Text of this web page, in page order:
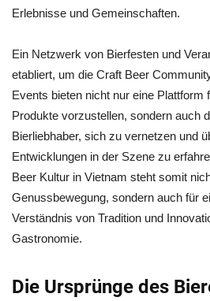
Erlebnisse und Gemeinschaften.
Ein Netzwerk von Bierfesten und
etabliert, um die Craft Beer
Events bieten nicht nur eine Plattform
Produkte vorzustellen, sondern auch
Bierliebhaber, sich zu vernetzen und
Entwicklungen in der Szene zu
Beer Kultur in Vietnam steht somit
Genussbewegung, sondern auch für
Verständnis von Tradition und
Gastronomie.
Die Ursprünge des